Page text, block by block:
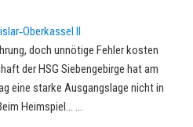
II
doch unnötige Fehler kosten
der HSG Siebengebirge hat am
eine starke Ausgangslage nicht in
Heimspiel… ...